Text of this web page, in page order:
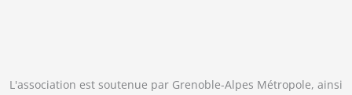
L'association est soutenue par Grenoble-Alpes Métropole, ainsi